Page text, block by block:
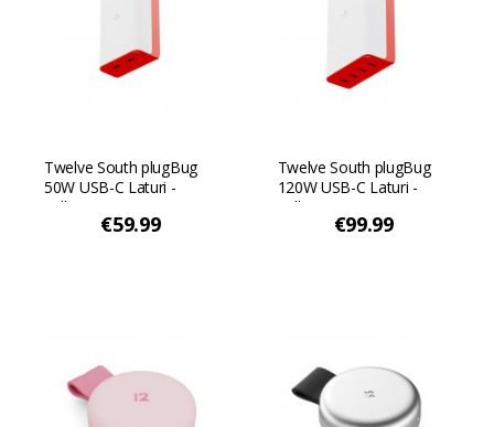
Twelve South plugBug
50W USB-C Laturi -
Valkoinen
€59.99
Twelve South plugBug
120W USB-C Laturi -
Valkoinen
€99.99